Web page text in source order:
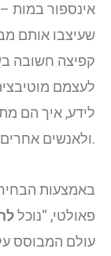
אינספור במות
שעיצבו אותם
קפיצה חשובה
לעצמם
לידע, איך הם
ולאנשים אחרים״.
פאולטי, “נוכל
עולם המבוסס